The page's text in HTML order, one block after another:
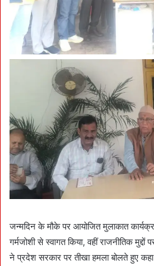
जन्मदिन के मौके पर आयोजित मुलाकात
गर्मजोशी से स्वागत किया, वहीं राजनीतिक मुद्दों
ने प्रदेश सरकार पर तीखा हमला बोलते हुए कहा